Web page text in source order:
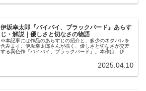
伊坂幸太郎『バイバイ、ブラックバード』あらす
じ・解説｜優しさと切なさの物語
※本記事には作品のあらすじの紹介と、多少のネタバレを
含みます。伊坂幸太郎さんが描く、優しさと切なさが交差
する異色作『バイバイ、ブラックバード』。本作は、伊坂
2025.04.10